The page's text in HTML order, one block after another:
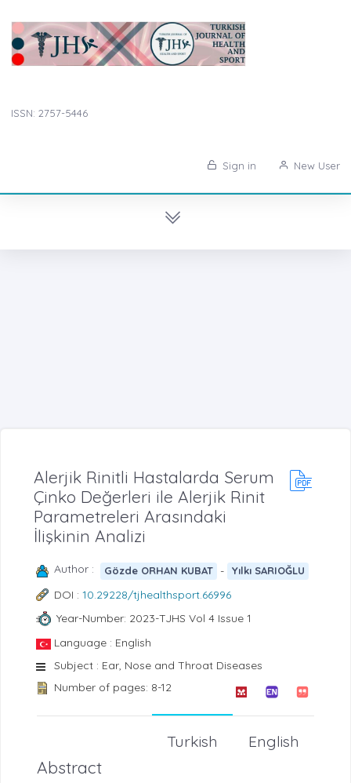
ISSN: 2757-5446
Sign in New User
Alerjik Rinitli Hastalarda Serum
Çinko Değerleri ile Alerjik Rinit
Parametreleri Arasındaki
İlişkinin Analizi
Author : Gözde ORHAN KUBAT - Yılkı SARIOĞLU
DOI : 10.29228/tjhealthsport.66996
Year-Number: 2023-TJHS Vol 4 Issue 1
Language : English
Subject : Ear, Nose and Throat Diseases
Number of pages: 8-12
English
Turkish
Abstract